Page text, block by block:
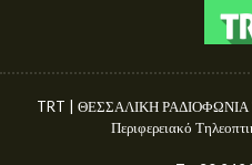
TRT | ΘΕΣΣΑΛΙΚΗ ΡΑΔΙΟΦΩΝΙΑ
Περιφερειακό